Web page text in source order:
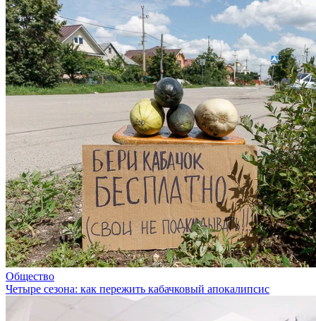
Общество
Четыре сезона: как пережить кабачковый апокалипсис